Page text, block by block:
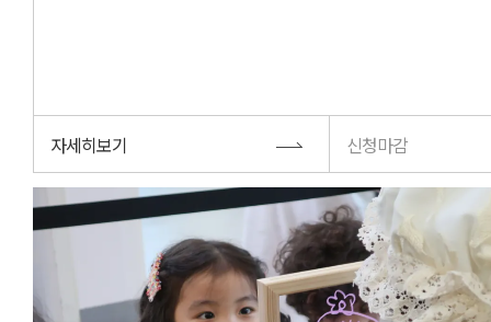
자세히보기 신청마감